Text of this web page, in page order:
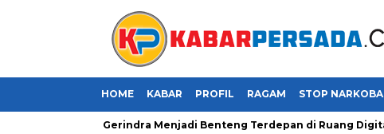
HOME KABAR PROFIL RAGAM STOP NARKOBA
Saatnya Kader Gerindra Menjadi Benteng Terdepan di Ruang Digital